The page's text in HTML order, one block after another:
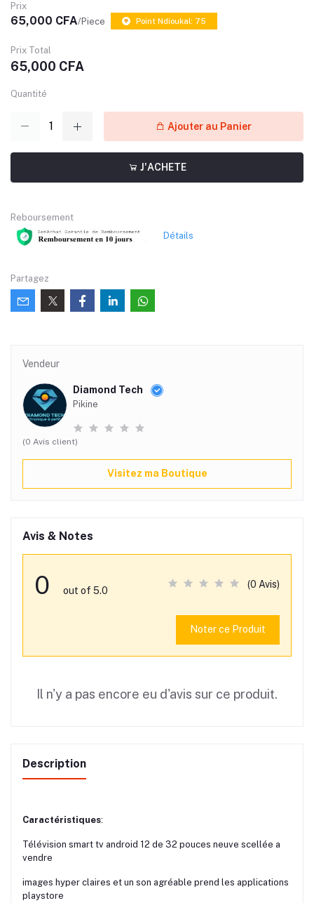
Prix
65,000 CFA/Piece Point Ndioukal: 75
Prix Total
65,000 CFA
Quantité
Ajouter au Panier
J'ACHETE
Reboursement
Détails
Partagez
Vendeur
Diamond Tech
Pikine
(0 Avis client)
Visitez ma Boutique
Avis & Notes
0 out of 5.0
(0 Avis)
Noter ce Produit
Il n'y a pas encore eu d'avis sur ce produit.
Description
Caractéristiques:
Télévision smart tv android 12 de 32 pouces neuve scellée a
vendre
images hyper claires et un son agréable prend les applications
playstore